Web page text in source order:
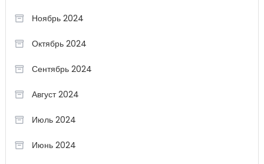
Ноябрь 2024
Октябрь 2024
Сентябрь 2024
Август 2024
Июль 2024
Июнь 2024